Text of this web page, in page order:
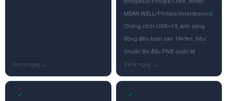
MEAN WELL/Philips/Inventronics.
Chống chói UGR<19, ánh sáng
đồng đều toàn sân 18×9m, tiêu
chuẩn thi đấu FIVB quốc tế
✓ ✓